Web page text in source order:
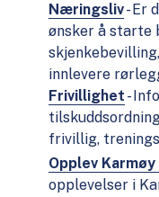
Næringsliv- Er
ønsker å starte
innlevere
Frivillighet -
frivillig,
Opplev Karmøy
opplevelser i